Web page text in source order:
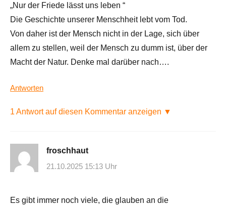
„Nur der Friede lässt uns leben “
Die Geschichte unserer Menschheit lebt vom Tod.
Von daher ist der Mensch nicht in der Lage, sich über
allem zu stellen, weil der Mensch zu dumm ist, über der
Macht der Natur. Denke mal darüber nach….
Antworten
1 Antwort auf diesen Kommentar anzeigen ▼
froschhaut
21.10.2025 15:13 Uhr
Es gibt immer noch viele, die glauben an die